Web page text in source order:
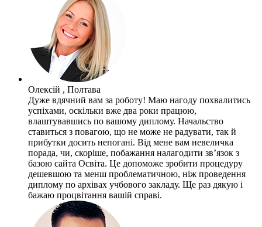
Олексій , Полтава
Дуже вдячний вам за роботу! Маю нагоду похвалитись
успіхами, оскільки вже два роки працюю,
влаштувавшись по вашому диплому. Начальство
ставиться з повагою, що не може не радувати, так й
прибутки досить непогані. Від мене вам невеличка
порада, чи, скоріше, побажання налагодити зв’язок з
базою сайта Освіта. Це допоможе зробити процедуру
дешевшою та менш проблематичною, ніж проведення
диплому по архівах учбового закладу. Ще раз дякую і
бажаю процвітання вашій справі.